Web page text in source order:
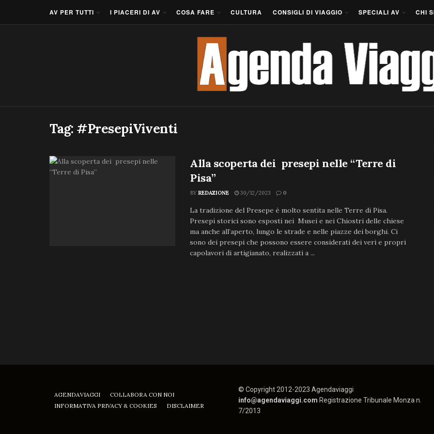
AV PER TUTTI I PIACERI DI AV COSA FARE CULTURA CONSIGLI DI VIAGGIO SPECIALI AV CHI
Tag: #PresepiViventi
Alla scoperta dei presepi nelle “Terre di
Pisa”
BY REDAZIONE 30/12/2023 0
La tradizione del Presepe è molto sentita nelle Terre di Pisa.
Presepi storici sono esposti nei Musei e nei Chiostri delle chiese
ma anche all’aperto, lungo le strade e nelle piazze dei borghi. Ci
sono dei presepi che possono essere considerati dei veri e propri
capolavori di artigianato, realizzati a ...
AGENDAVIAGGI
COLLABORA CON NOI
INFORMATIVA PRIVACY & COOKIES
DISCLAIMER
© Copyright 2012-2023 Agendaviaggi
info@agendaviaggi.com Registrazione Tribunale Monza n.
7/2013